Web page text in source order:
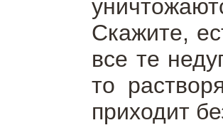
Скажите,
все те
то
приходит